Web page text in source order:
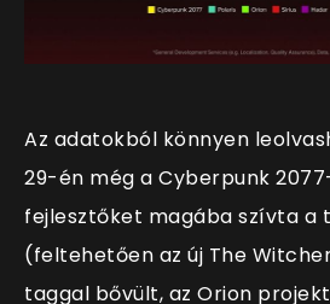
Az adatokból könnyen
29-én még a Cyberpunk
fejlesztőket magába szívta a
(feltehetően az új The
taggal bővült, az Orion